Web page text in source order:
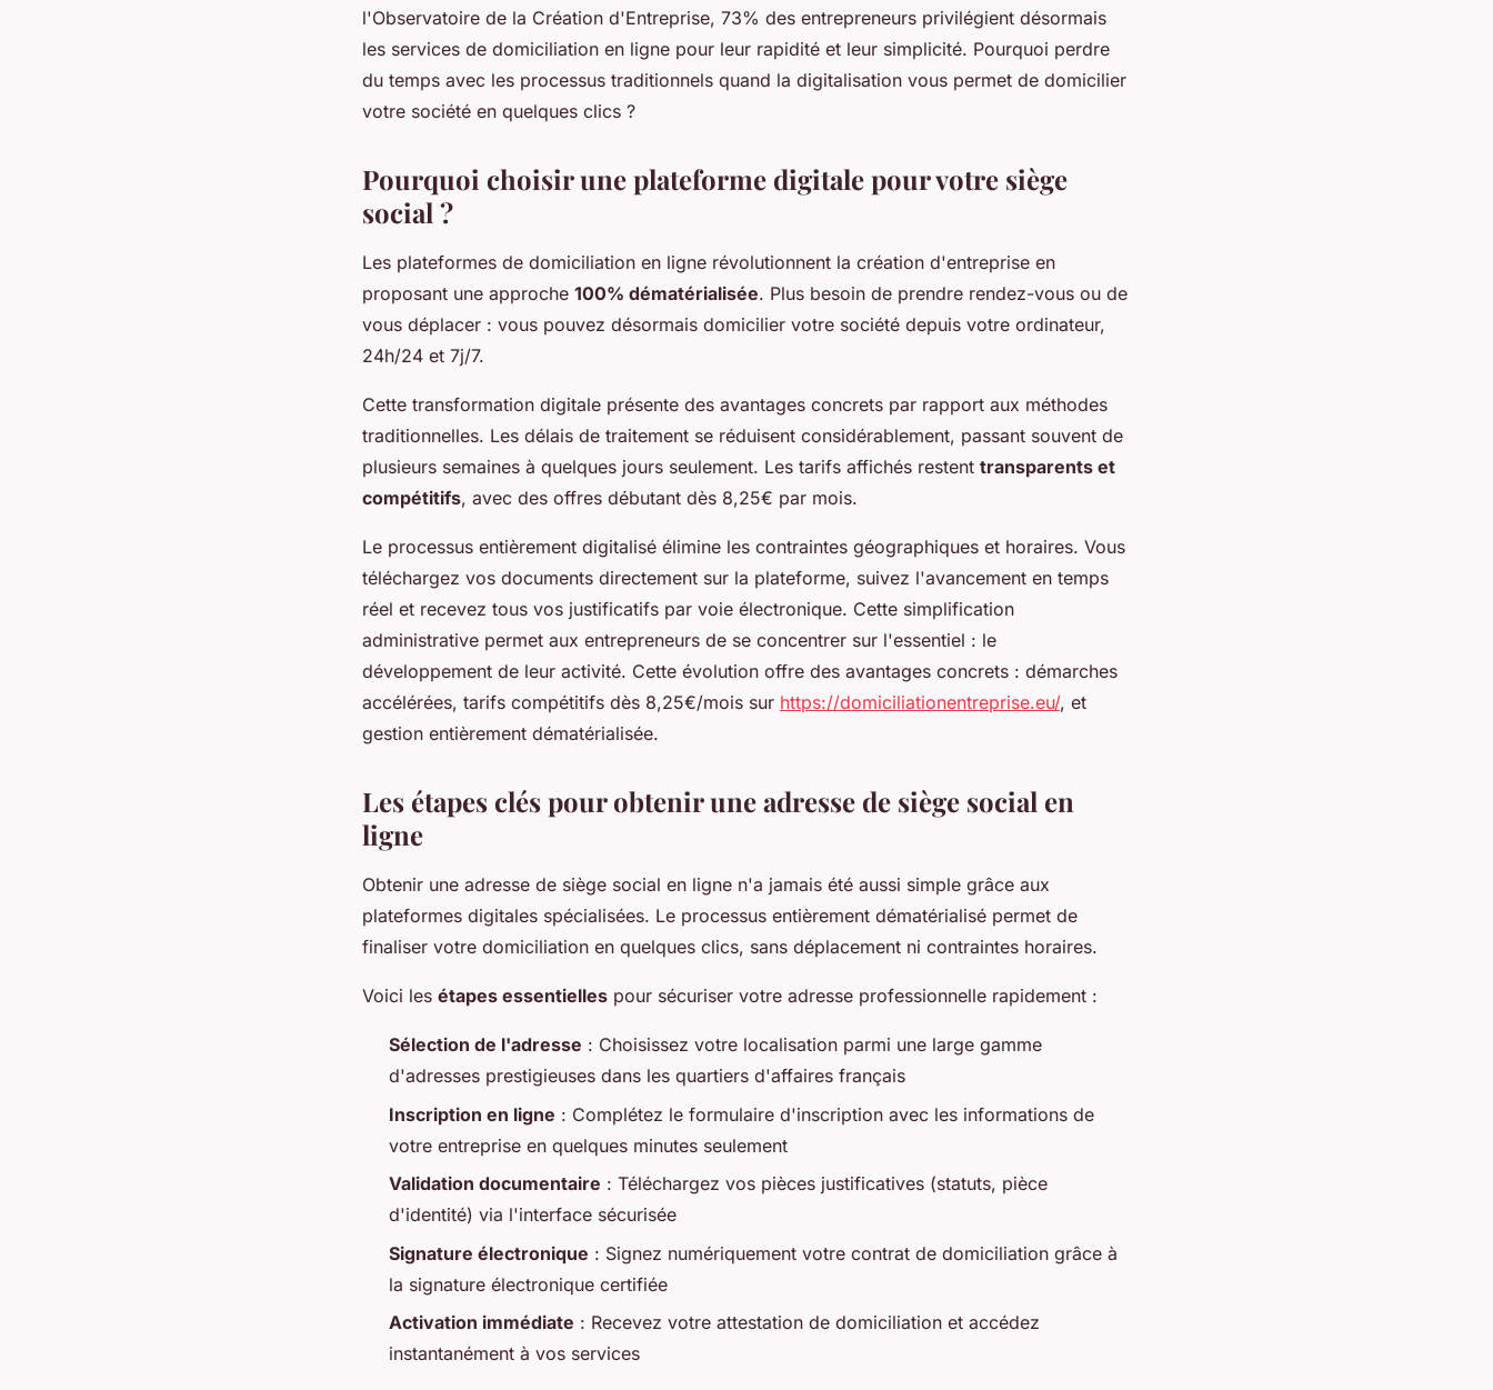
l'Observatoire de la Création d'Entreprise, 73% des entrepreneurs privilégient désormais
les services de domiciliation en ligne pour leur rapidité et leur simplicité. Pourquoi perdre
du temps avec les processus traditionnels quand la digitalisation vous permet de domicilier
votre société en quelques clics ?
Pourquoi choisir une plateforme digitale pour votre siège
social ?
Les plateformes de domiciliation en ligne révolutionnent la création d'entreprise en
proposant une approche 100% dématérialisée. Plus besoin de prendre rendez-vous ou de
vous déplacer : vous pouvez désormais domicilier votre société depuis votre ordinateur,
24h/24 et 7j/7.
Cette transformation digitale présente des avantages concrets par rapport aux méthodes
traditionnelles. Les délais de traitement se réduisent considérablement, passant souvent de
plusieurs semaines à quelques jours seulement. Les tarifs affichés restent transparents et
compétitifs, avec des offres débutant dès 8,25€ par mois.
Le processus entièrement digitalisé élimine les contraintes géographiques et horaires. Vous
téléchargez vos documents directement sur la plateforme, suivez l'avancement en temps
réel et recevez tous vos justificatifs par voie électronique. Cette simplification
administrative permet aux entrepreneurs de se concentrer sur l'essentiel : le
développement de leur activité. Cette évolution offre des avantages concrets : démarches
accélérées, tarifs compétitifs dès 8,25€/mois sur https://domiciliationentreprise.eu/, et
gestion entièrement dématérialisée.
Les étapes clés pour obtenir une adresse de siège social en
ligne
Obtenir une adresse de siège social en ligne n'a jamais été aussi simple grâce aux
plateformes digitales spécialisées. Le processus entièrement dématérialisé permet de
finaliser votre domiciliation en quelques clics, sans déplacement ni contraintes horaires.
Voici les étapes essentielles pour sécuriser votre adresse professionnelle rapidement :
Sélection de l'adresse : Choisissez votre localisation parmi une large gamme
d'adresses prestigieuses dans les quartiers d'affaires français
Inscription en ligne : Complétez le formulaire d'inscription avec les informations de
votre entreprise en quelques minutes seulement
Validation documentaire : Téléchargez vos pièces justificatives (statuts, pièce
d'identité) via l'interface sécurisée
Signature électronique : Signez numériquement votre contrat de domiciliation grâce à
la signature électronique certifiée
Activation immédiate : Recevez votre attestation de domiciliation et accédez
instantanément à vos services